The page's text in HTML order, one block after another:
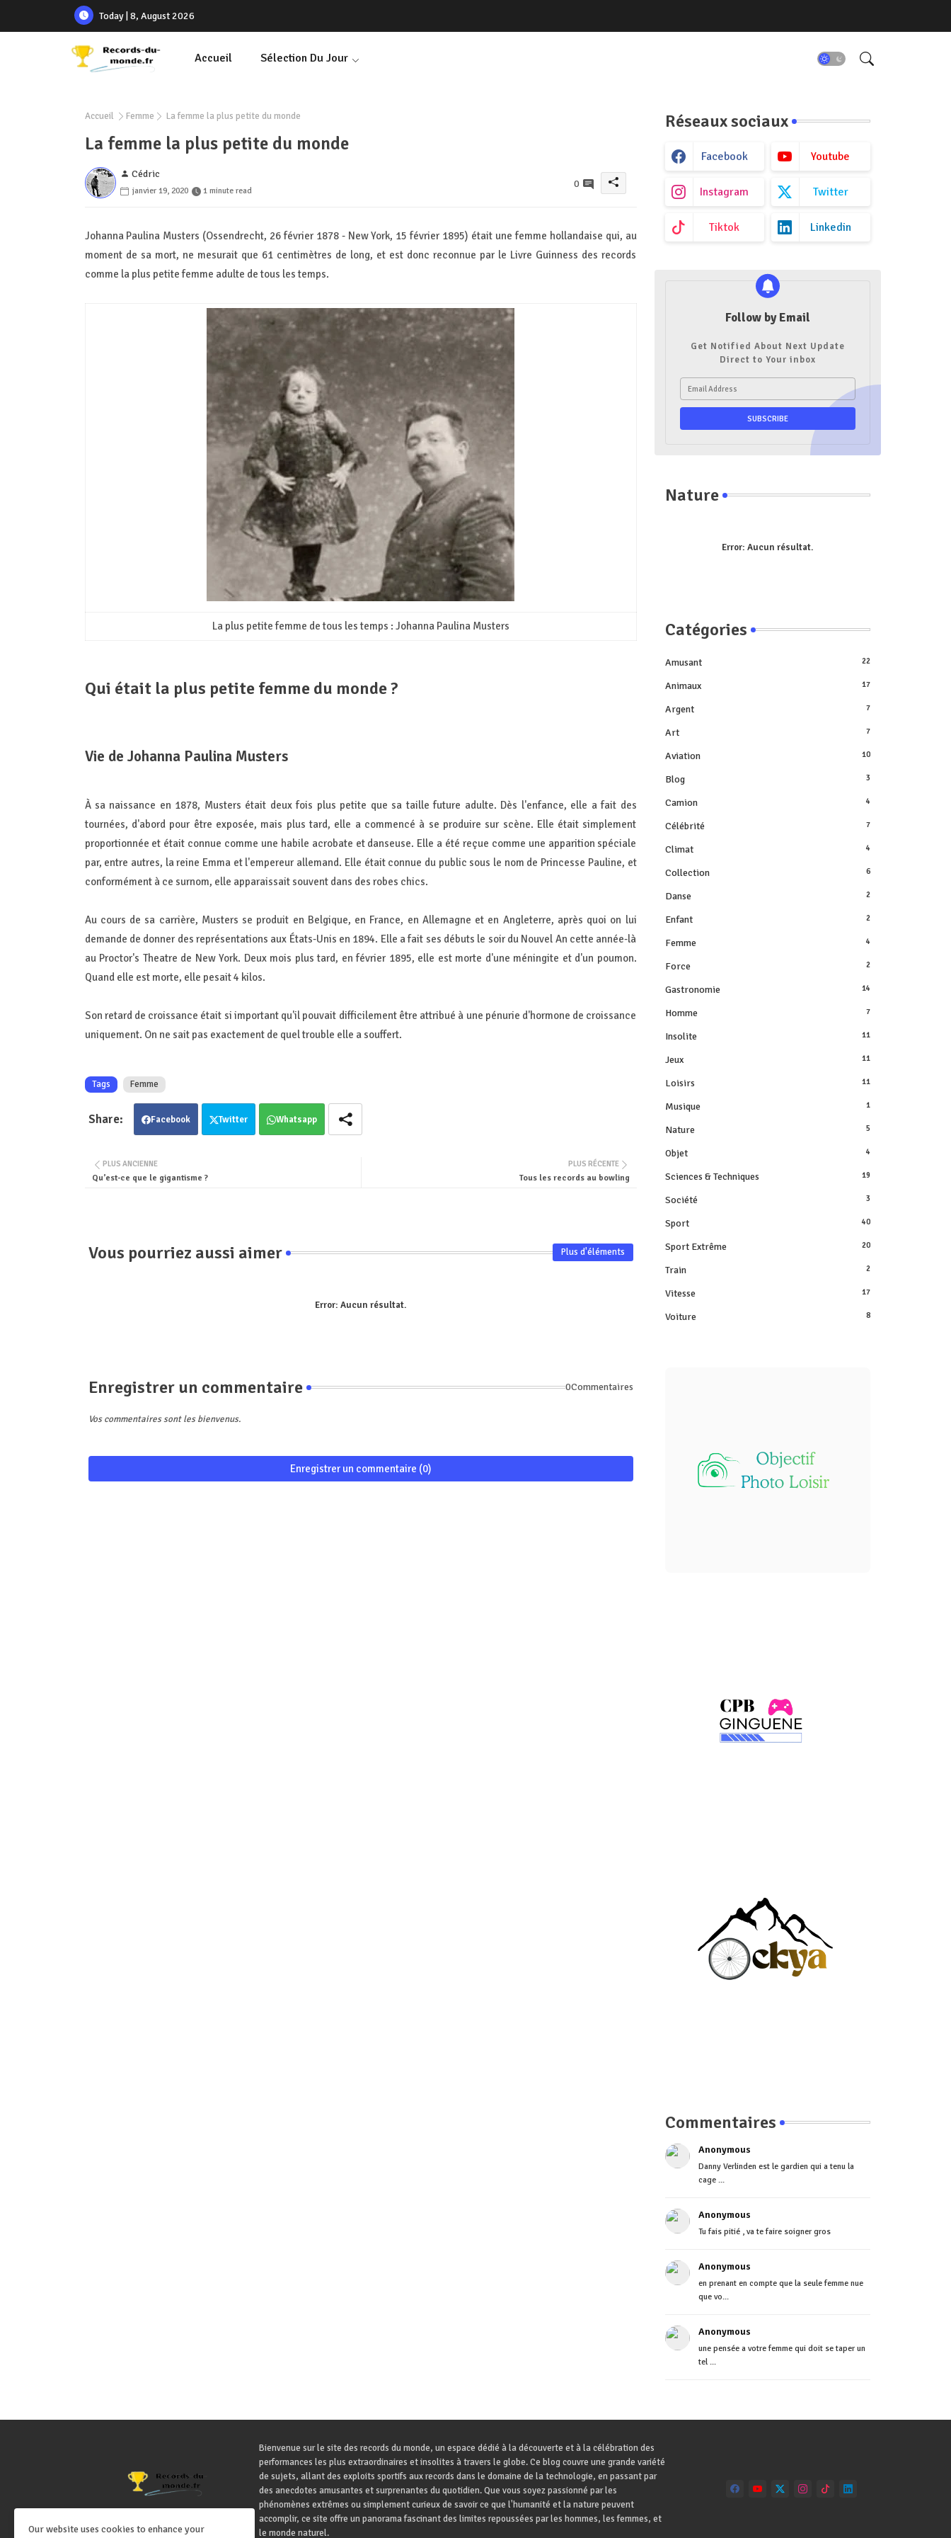
Today | 8, August 2026
Accueil Sélection Du Jour
Accueil Femme La femme la plus petite du monde
La femme la plus petite du monde
Cédric
janvier 19, 2020 1 minute read
0
Johanna Paulina Musters (Ossendrecht, 26 février 1878 - New York, 15 février 1895) était une femme hollandaise qui, au
moment de sa mort, ne mesurait que 61 centimètres de long, et est donc reconnue par le Livre Guinness des records
comme la plus petite femme adulte de tous les temps.
La plus petite femme de tous les temps : Johanna Paulina Musters
Qui était la plus petite femme du monde ?
Vie de Johanna Paulina Musters
À sa naissance en 1878, Musters était deux fois plus petite que sa taille future adulte. Dès l'enfance, elle a fait des
tournées, d'abord pour être exposée, mais plus tard, elle a commencé à se produire sur scène. Elle était simplement
proportionnée et était connue comme une habile acrobate et danseuse. Elle a été reçue comme une apparition spéciale
par, entre autres, la reine Emma et l'empereur allemand. Elle était connue du public sous le nom de Princesse Pauline, et
conformément à ce surnom, elle apparaissait souvent dans des robes chics.
Au cours de sa carrière, Musters se produit en Belgique, en France, en Allemagne et en Angleterre, après quoi on lui
demande de donner des représentations aux États-Unis en 1894. Elle a fait ses débuts le soir du Nouvel An cette année-là
au Proctor's Theatre de New York. Deux mois plus tard, en février 1895, elle est morte d'une méningite et d'un poumon.
Quand elle est morte, elle pesait 4 kilos.
Son retard de croissance était si important qu'il pouvait difficilement être attribué à une pénurie d'hormone de croissance
uniquement. On ne sait pas exactement de quel trouble elle a souffert.
Tags Femme
Facebook Twitter Whatsapp
PLUS RÉCENTE
Tous les records au bowling
PLUS ANCIENNE
Qu’est-ce que le gigantisme ?
Vous pourriez aussi aimer Plus d'éléments
Error: Aucun résultat.
Enregistrer un commentaire 0Commentaires
Vos commentaires sont les bienvenus.
Enregistrer un commentaire (0)
Réseaux sociaux
Facebook Youtube
Instagram Twitter
Tiktok Linkedin
Follow by Email
Get Notified About Next Update
Direct to Your inbox
Nature
Error: Aucun résultat.
Catégories
Amusant 22
Animaux 17
Argent 7
Art 7
Aviation 10
Blog 3
Camion 4
Célébrité 7
Climat 4
Collection 6
Danse 2
Enfant 2
Femme 4
Force 2
Gastronomie 14
Homme 7
Insolite 11
Jeux 11
Loisirs 11
Musique 1
Nature 5
Objet 4
Sciences & Techniques 19
Société 3
Sport 40
Sport Extrême 20
Train 2
Vitesse 17
Voiture 8
Commentaires
Anonymous
Danny Verlinden est le gardien qui a tenu la
cage ...
Anonymous
Tu fais pitié , va te faire soigner gros
Anonymous
en prenant en compte que la seule femme nue
que vo...
Anonymous
une pensée a votre femme qui doit se taper un
tel ...
Bienvenue sur le site des records du monde, un espace dédié à la découverte et à la célébration des
performances les plus extraordinaires et insolites à travers le globe. Ce blog couvre une grande variété
de sujets, allant des exploits sportifs aux records dans le domaine de la technologie, en passant par
des anecdotes amusantes et surprenantes du quotidien. Que vous soyez passionné par les
phénomènes extrêmes ou simplement curieux de savoir ce que l'humanité et la nature peuvent
accomplir, ce site offre un panorama fascinant des limites repoussées par les hommes, les femmes, et
le monde naturel.
Our website uses cookies to enhance your